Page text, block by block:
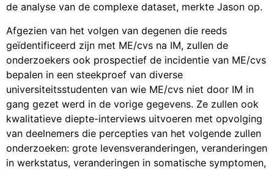
de analyse van de complexe dataset, merkte Jason op.
Afgezien van het volgen van degenen die reeds
geïdentificeerd zijn met ME/cvs na IM, zullen de
onderzoekers ook prospectief de incidentie van ME/cvs
bepalen in een steekproef van diverse
universiteitsstudenten van wie ME/cvs niet door IM in
gang gezet werd in de vorige gegevens. Ze zullen ook
kwalitatieve diepte-interviews uitvoeren met opvolging
van deelnemers die percepties van het volgende zullen
onderzoeken: grote levensveranderingen, veranderingen
in werkstatus, veranderingen in somatische symptomen,